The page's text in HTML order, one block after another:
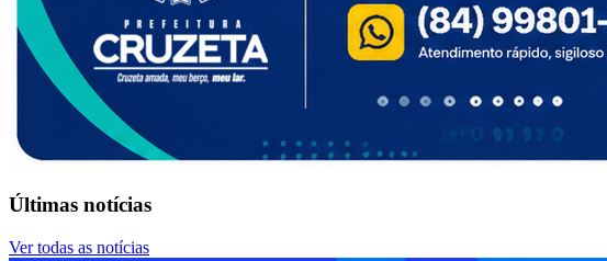
Últimas notícias
Ver todas as notícias